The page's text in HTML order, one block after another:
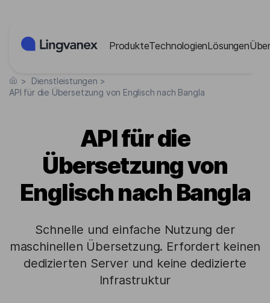
ProdukteTechnologienLösungen
> Dienstleistungen >
API für die Übersetzung von Englisch nach Bangla
API für die
Übersetzung von
Englisch nach Bangla
Schnelle und einfache Nutzung der
maschinellen Übersetzung. Erfordert keinen
dedizierten Server und keine dedizierte
Infrastruktur